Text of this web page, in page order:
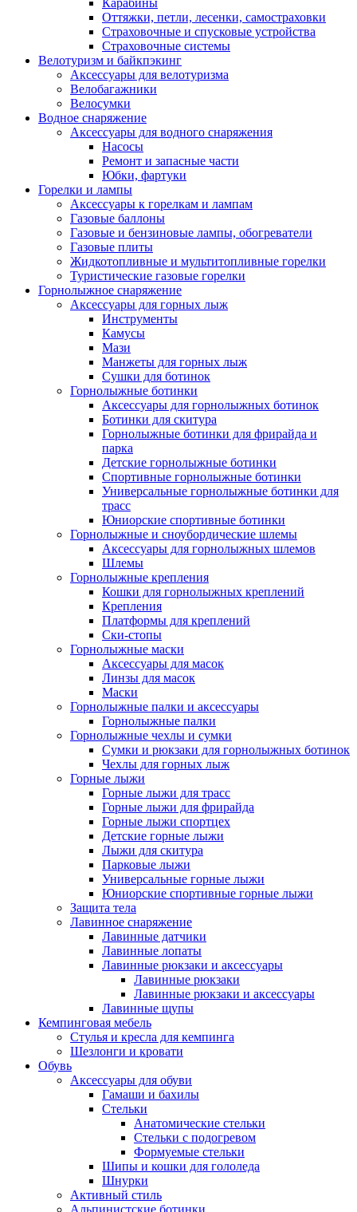
Карабины
Оттяжки, петли, лесенки, самостраховки
Страховочные и спусковые устройства
Страховочные системы
Велотуризм и байкпэкинг
Аксессуары для велотуризма
Велобагажники
Велосумки
Водное снаряжение
Аксессуары для водного снаряжения
Насосы
Ремонт и запасные части
Юбки, фартуки
Горелки и лампы
Аксессуары к горелкам и лампам
Газовые баллоны
Газовые и бензиновые лампы, обогреватели
Газовые плиты
Жидкотопливные и мультитопливные горелки
Туристические газовые горелки
Горнолыжное снаряжение
Аксессуары для горных лыж
Инструменты
Камусы
Мази
Манжеты для горных лыж
Сушки для ботинок
Горнолыжные ботинки
Аксессуары для горнолыжных ботинок
Ботинки для скитура
Горнолыжные ботинки для фрирайда и
парка
Детские горнолыжные ботинки
Спортивные горнолыжные ботинки
Универсальные горнолыжные ботинки для
трасс
Юниорские спортивные ботинки
Горнолыжные и сноубордические шлемы
Аксессуары для горнолыжных шлемов
Шлемы
Горнолыжные крепления
Кошки для горнолыжных креплений
Крепления
Платформы для креплений
Ски-стопы
Горнолыжные маски
Аксессуары для масок
Линзы для масок
Маски
Горнолыжные палки и аксессуары
Горнолыжные палки
Горнолыжные чехлы и сумки
Сумки и рюкзаки для горнолыжных ботинок
Чехлы для горных лыж
Горные лыжи
Горные лыжи для трасс
Горные лыжи для фрирайда
Горные лыжи спортцех
Детские горные лыжи
Лыжи для скитура
Парковые лыжи
Универсальные горные лыжи
Юниорские спортивные горные лыжи
Защита тела
Лавинное снаряжение
Лавинные датчики
Лавинные лопаты
Лавинные рюкзаки и аксессуары
Лавинные рюкзаки
Лавинные рюкзаки и аксессуары
Лавинные щупы
Кемпинговая мебель
Стулья и кресла для кемпинга
Шезлонги и кровати
Обувь
Аксессуары для обуви
Гамаши и бахилы
Стельки
Анатомические стельки
Стельки с подогревом
Формуемые стельки
Шипы и кошки для гололеда
Шнурки
Активный стиль
Альпинистские ботинки